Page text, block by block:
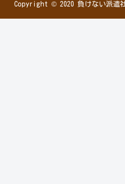
Copyright © 2020 負けない派